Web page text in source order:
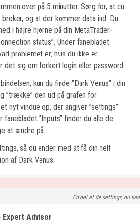
over på 5 minutter. Sørg for, at du
og at der kommer data ind. Du
i højre hjørne på din MetaTrader-
status”. Under fanebladet
problemet er, hvis du ikke er
det sig om forkert login eller password.
kan du finde ”Dark Venus” i din
”trække” den ud på grafen for
nyt vindue op, der angiver ”settings”
fanebladet ”Inputs” finder du alle de
at ændre på.
så du ender med at få din helt
af Dark Venus.
En del af de settings, du
Expert Advisor